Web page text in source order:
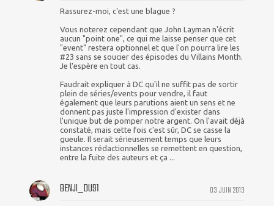
Rassurez-moi, c'est une blague ?
Vous noterez cependant que John Layman n'écrit
aucun "point one", ce qui me laisse penser que cet
"event" restera optionnel et que l'on pourra lire les
#23 sans se soucier des épisodes du Villains Month.
Je l'espère en tout cas.
Faudrait expliquer à DC qu'il ne suffit pas de sortir
plein de séries/events pour vendre, il faut
également que leurs parutions aient un sens et ne
donnent pas juste l'impression d'exister dans
l'unique but de pomper notre argent. On l'avait déjà
constaté, mais cette fois c'est sûr, DC se casse la
gueule. Il serait sérieusement temps que leurs
instances rédactionnelles se remettent en question,
entre la fuite des auteurs et ça ...
03 JUIN 2013
BENJI_DU91